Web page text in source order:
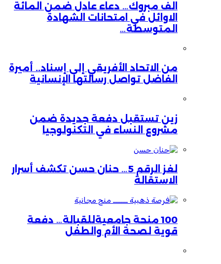
الف مبروك… دعاء عادل ضمن المائة
الاوائل في امتحانات الشهادة
المتوسطة…
من الاتحاد الأفريقي إلى إسناد.. أميرة
الفاضل تواصل رسالتها الإنسانية
زين تستقبل دفعة جديدة ضمن
مشروع النساء في التكنولوجيا
لغز الرقم 5… حنان حسن تكشف أسرار
الاستقالة
100 منحة جامعيةللقبالة… دفعة
قوية لصحة الأم والطفل